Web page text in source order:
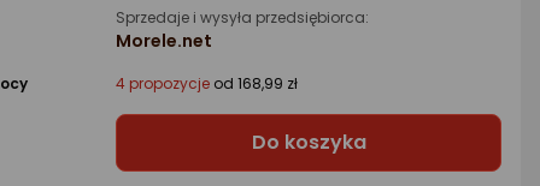
Sprzedaje i wysyła przedsiębiorca:
Morele.net
4 propozycje od 168,99 zł
Do koszyka